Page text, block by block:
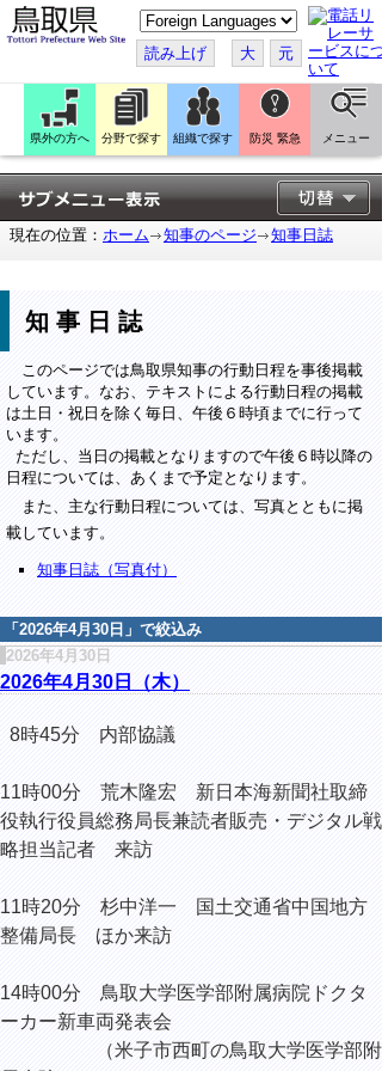
こ
の
ペ
ー
ジ
翻
訳
す
る
読み上げ 大 元
県外の方へ 分野で探す 組織で探す 防災 緊急 メニュー
現在の位置： ホーム 知事のページ 知事日誌
知事日誌
このページでは鳥取県知事の行動日程を事後掲載
しています。なお、テキストによる行動日程の掲載
は土日・祝日を除く毎日、午後６時頃までに行って
います。
ただし、当日の掲載となりますので午後６時以降の
日程については、あくまで予定となります。
また、主な行動日程については、写真とともに掲
載しています。
知事日誌（写真付）
「 2026年4月30日 」で絞込み
2026年4月30日
2026年4月30日（木）
8時45分 内部協議
11時00分 荒木隆宏 新日本海新聞社取締
役執行役員総務局長兼読者販売・デジタル戦
略担当記者 来訪
11時20分 杉中洋一 国土交通省中国地方
整備局長 ほか来訪
14時00分 鳥取大学医学部附属病院ドクタ
ーカー新車両発表会
（米子市西町の鳥取大学医学部附